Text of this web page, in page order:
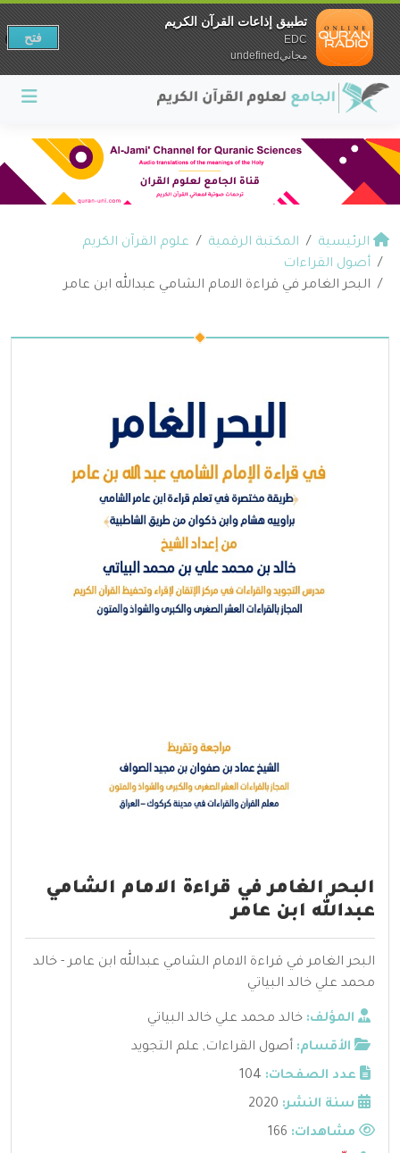
الرئيسية المكتبة الرقمية
علوم القرآن الكريم
أصول القراءات
البحر الغامر في قراءة الامام الشامي عبدالله ابن عامر
البحر الغامر في قراءة الامام الشامي
عبدالله ابن عامر
البحر الغامر في قراءة الامام الشامي عبدالله ابن عامر - خالد
محمد علي خالد البياتي
المؤلف: خالد محمد علي خالد البياتي
الأقسام: أصول القراءات, علم التجويد
عدد الصفحات: 104
سنة النشر: 2020
مشاهدات:
تطبيق إذاعات القرآن الكريم
EDC
مجانيundefined
فتح